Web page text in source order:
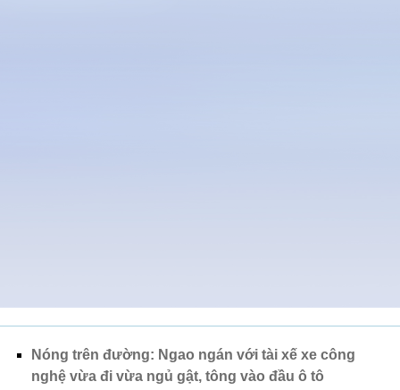
Nóng trên đường: Ngao ngán với tài xế xe công
nghệ vừa đi vừa ngủ gật, tông vào đầu ô tô